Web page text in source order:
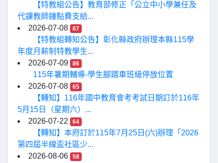
【特教組公告】教育部修正「公立中小學兼任及
代課教師鐘點費支給...
2026-07-08
87
【特教組轉知公告】彰化縣政府辦理本縣115學
年度月薪制特教學生...
2026-07-09
86
115年暑期輔導-學生腳踏車班級停放位置
2026-07-08
65
【轉知】116年國中教育會考考試日期訂於116年
5月15日（星期六）...
2026-07-22
64
【轉知】本府訂於115年7月25日(六)辦理「2026
第四屆半線盃社區少...
2026-08-06
58